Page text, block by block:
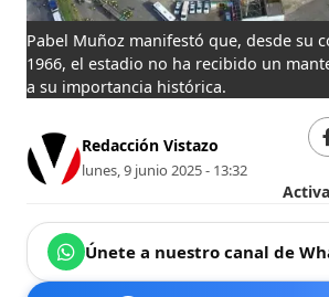
Pabel Muñoz manifestó que, desde su
1966, el estadio no ha recibido un
a su importancia histórica.
Redacción Vistazo
lunes, 9 junio 2025 - 13:32
Únete a nuestro canal de